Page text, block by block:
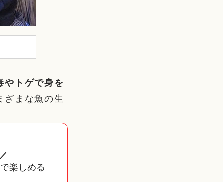
やトゲで身を
ざまな魚の生
楽しめる